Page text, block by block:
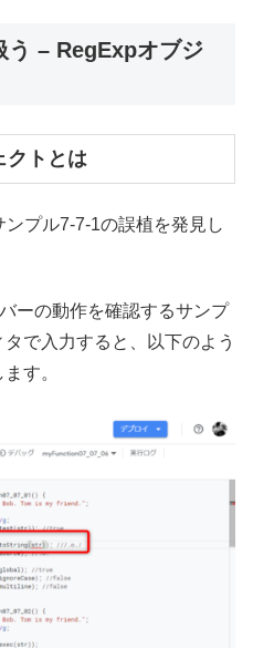
う – RegExpオブジ
クトとは
プル7-7-1の誤植を発見し
ーの動作を確認するサンプ
で入力すると、以下のよう
す。